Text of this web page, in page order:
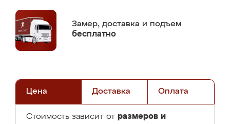
Замер, доставка и подъем
бесплатно
Цена Доставка Оплата
Стоимость зависит от размеров и